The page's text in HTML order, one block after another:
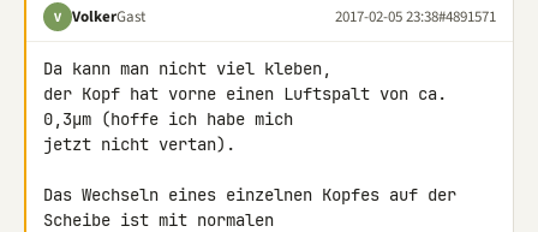
V VolkerGast 2017-02-05 23:38#4891571
Da kann man nicht viel kleben,
der Kopf hat vorne einen Luftspalt von ca.
0,3µm (hoffe ich habe mich
jetzt nicht vertan).
Das Wechseln eines einzelnen Kopfes auf der
Scheibe ist mit normalen